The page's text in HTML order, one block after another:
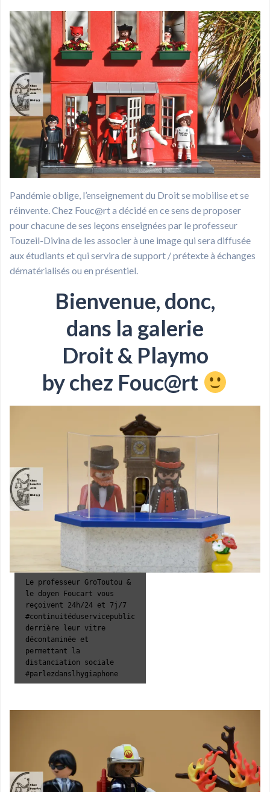
Pandémie oblige, l’enseignement du Droit se mobilise et se
réinvente. Chez Fouc@rt a décidé en ce sens de proposer
pour chacune de ses leçons enseignées par le professeur
Touzeil-Divina de les associer à une image qui sera diffusée
aux étudiants et qui servira de support / prétexte à échanges
dématérialisés ou en présentiel.
Bienvenue, donc,
dans la galerie
Droit & Playmo
by chez Fouc@rt
Le professeur GroToutou &
le doyen Foucart vous
reçoivent 24h/24 et 7j/7
#continuitéduservicepublic
derrière leur vitre
décontaminée et
permettant la
distanciation sociale
#parlezdanslhygiaphone